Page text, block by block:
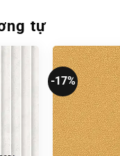
tự
-17%